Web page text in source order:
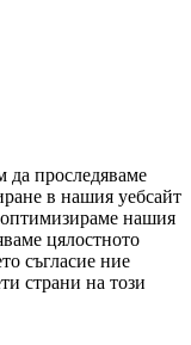
проследяваме
в нашия уебсайт
нашия
цялостното
съгласие ние
страни на този